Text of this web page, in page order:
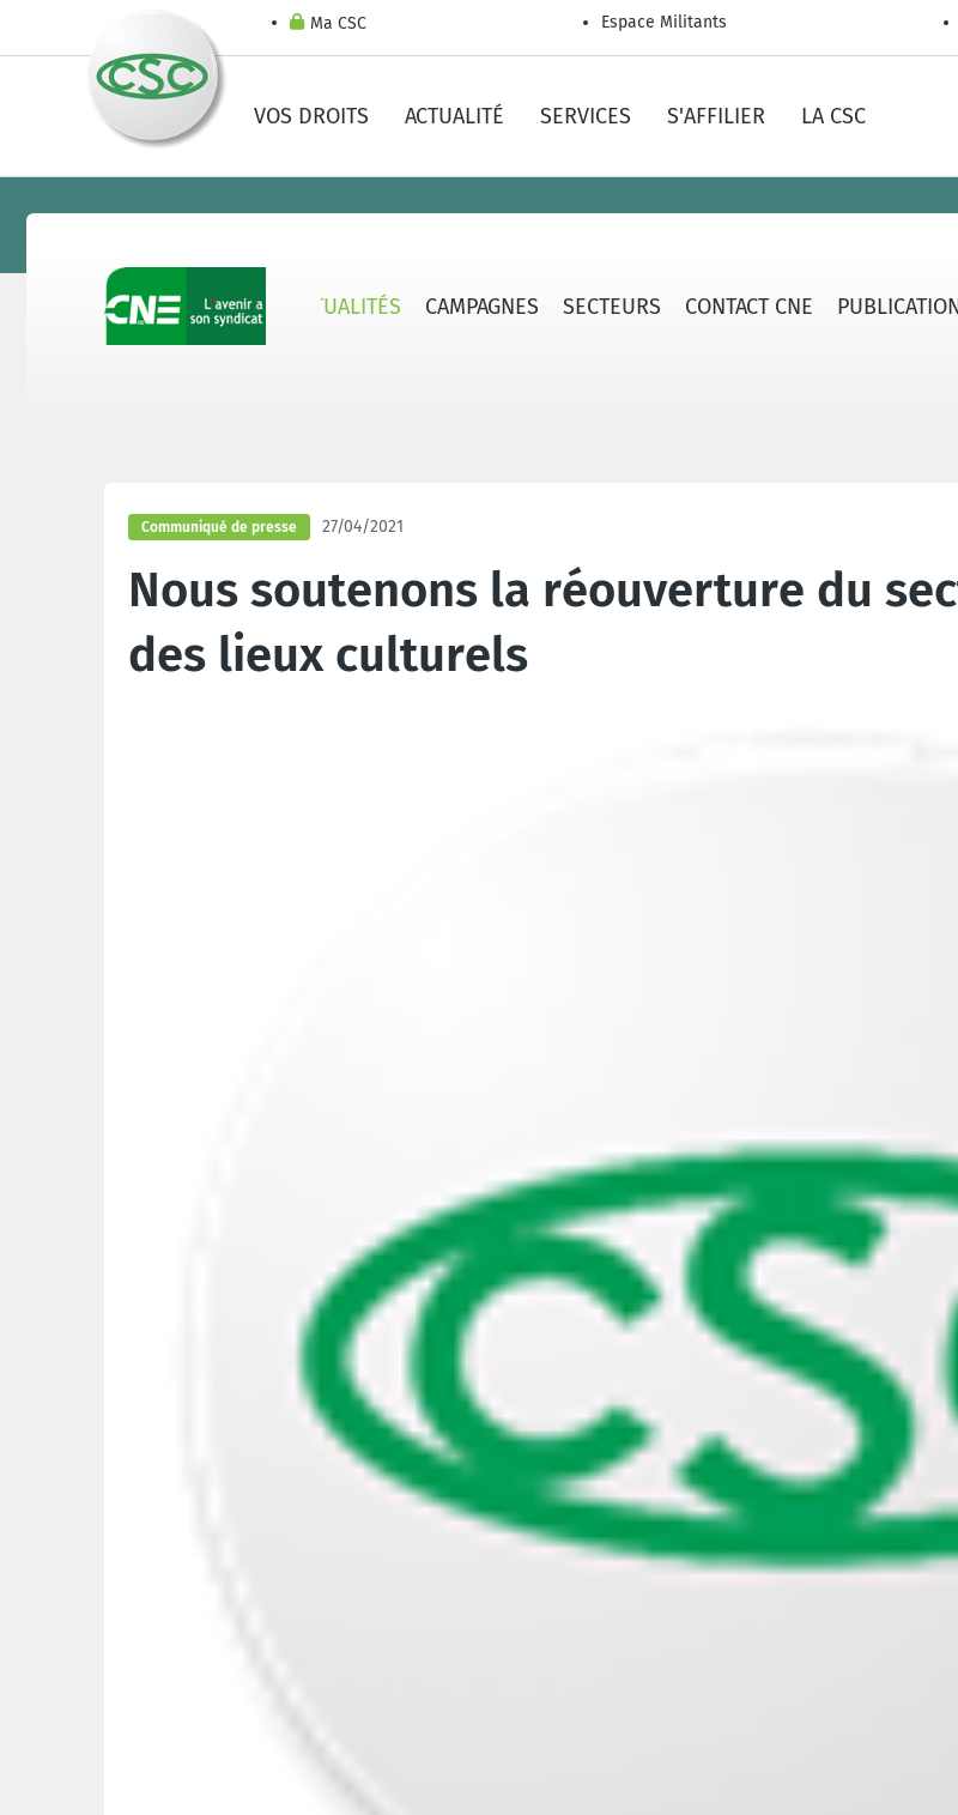
Ma CSC Espace Militants
VOS DROITS ACTUALITÉ SERVICES S'AFFILIER LA CSC
CNE - QUI SOMMES-NOUS ? ACTUALITÉS CAMPAGNES SECTEURS CONTACT CNE
Communiqué de presse 27/04/2021
Nous soutenons la réouverture du
des lieux culturels